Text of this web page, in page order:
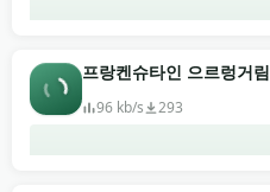
프랑켄슈타인 으르렁거림
96 kb/s 293